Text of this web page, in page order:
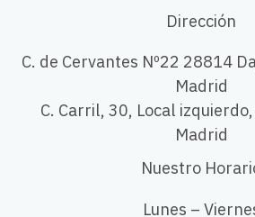
Dirección
C. de Cervantes Nº22 28814
Madrid
C. Carril, 30, Local
Madrid
Nuestro
Lunes –